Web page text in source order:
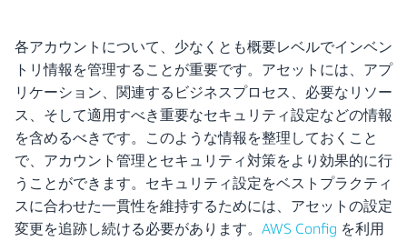
各アカウントについて、少なくとも概要レベルでインベン
トリ情報を管理することが重要です。アセットには、アプ
リケーション、関連するビジネスプロセス、必要なリソー
ス、そして適用すべき重要なセキュリティ設定などの情報
を含めるべきです。このような情報を整理しておくこと
で、アカウント管理とセキュリティ対策をより効果的に行
うことができます。セキュリティ設定をベストプラクティ
スに合わせた一貫性を維持するためには、アセットの設定
変更を追跡し続ける必要があります。 AWS Config を利用